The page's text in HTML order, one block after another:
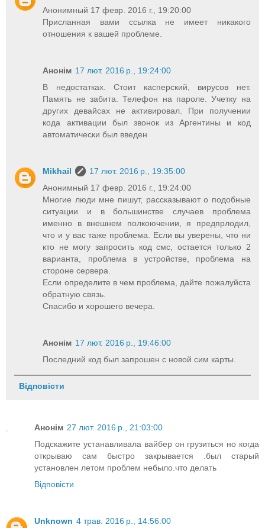
Анонимный 17 февр. 2016 г., 19:20:00
Присланная вами ссылка не имеет никакого
отношения к вашей проблеме.
Анонім 17 лют. 2016 р., 19:24:00
В недостатках. Стоит касперский, вирусов нет.
Память не забита. Телефон на пароле. Учетку на
других девайсах не активировал. При получении
кода активации был звонок из Аргентины и код
автоматически был введен
Mikhail
17 лют. 2016 р., 19:35:00
Анонимный 17 февр. 2016 г., 19:24:00
Многие люди мне пишут, рассказывают о подобные
ситуации и в большинстве случаев проблема
именно в внешнем полкоючении, я предпрлодил,
что и у вас таже проблема. Если вы уверены, что ни
кто не могу запросить код смс, остается только 2
варианта, проблема в устройстве, проблема на
стороне сервера.
Если определите в чем проблема, дайте пожалуйста
обратную связь.
Спасибо и хорошего вечера.
Анонім 17 лют. 2016 р., 19:46:00
Последний код был запрошен с новой сим карты.
Відповісти
Анонім 27 лют. 2016 р., 21:03:00
Подскажите устанавливала вайбер он грузиться но когда
открываю сам быстро закрывается .был старый
установлен летом проблем небыло.что делать
Відповісти
Unknown 4 трав. 2016 р., 14:56:00